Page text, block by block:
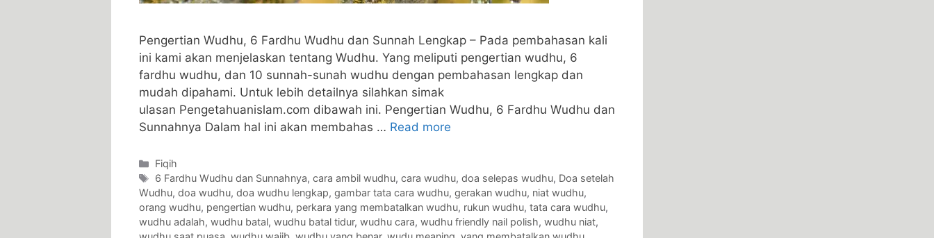
Pengertian Wudhu, 6 Fardhu Wudhu dan Sunnah Lengkap – Pada pembahasan kali
ini kami akan menjelaskan tentang Wudhu. Yang meliputi pengertian wudhu, 6
fardhu wudhu, dan 10 sunnah-sunah wudhu dengan pembahasan lengkap dan
mudah dipahami. Untuk lebih detailnya silahkan simak
ulasan Pengetahuanislam.com dibawah ini. Pengertian Wudhu, 6 Fardhu Wudhu dan
Sunnahnya Dalam hal ini akan membahas … Read more
Categories
Fiqih
Tags
6 Fardhu Wudhu dan Sunnahnya,cara ambil wudhu,cara wudhu,doa selepas wudhu, Doa setelah
Wudhu, doa wudhu, doa wudhu lengkap, gambar tata cara wudhu, gerakan wudhu, niat wudhu,
orang wudhu, pengertian wudhu, perkara yang membatalkan wudhu, rukun wudhu, tata cara wudhu,
wudhu adalah, wudhu batal, wudhu batal tidur, wudhu cara, wudhu friendly nail polish, wudhu niat,